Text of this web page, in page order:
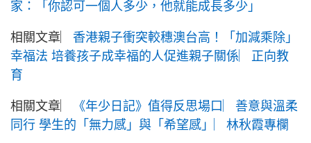
家：「你認可一個人多少，他就能成長多少」
相關文章︳ 香港親子衝突較穗澳台高！「加減乘除」
幸福法 培養孩子成幸福的人促進親子關係︳正向教
育
相關文章︳
《年少日記》值得反思場口︳善意與溫柔
同行 學生的「無力感」與「希望感」︳林秋霞專欄